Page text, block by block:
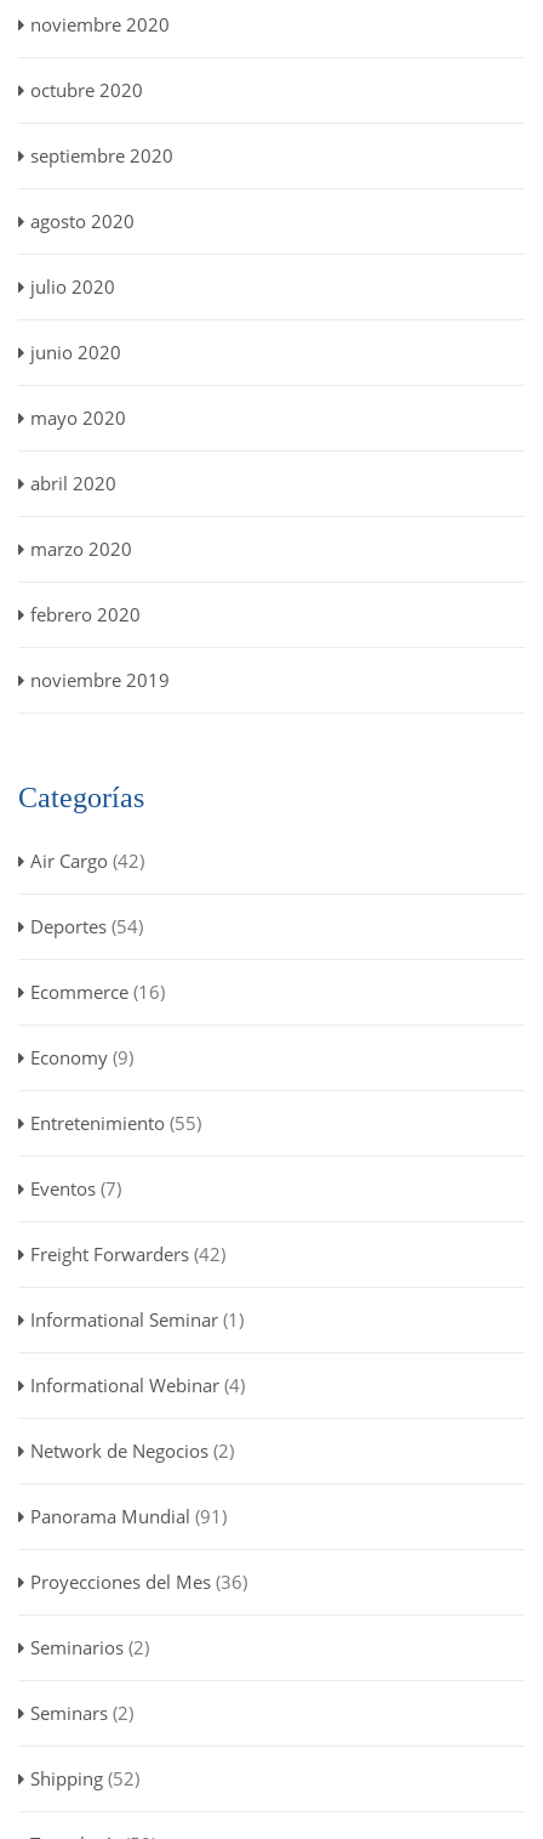
noviembre 2020
octubre 2020
septiembre 2020
agosto 2020
julio 2020
junio 2020
mayo 2020
abril 2020
marzo 2020
febrero 2020
noviembre 2019
Categorías
Air Cargo (42)
Deportes (54)
Ecommerce (16)
Economy (9)
Entretenimiento (55)
Eventos (7)
Freight Forwarders (42)
Informational Seminar (1)
Informational Webinar (4)
Network de Negocios (2)
Panorama Mundial (91)
Proyecciones del Mes (36)
Seminarios (2)
Seminars (2)
Shipping (52)